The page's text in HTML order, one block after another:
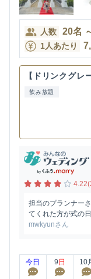
人数 20名
1人あたり
【ドリンクグレ
飲み放題
担当のプランナー
てくれた方が式の
mwkyunさん
今日 9 日 10